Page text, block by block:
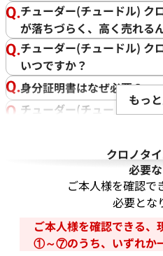
チューダー(チュードル) ク
が落ちづらく、高く売れる
チューダー(チュードル) ク
いつですか？
身分証明書はなぜ必要？
チューダー(チュードル) ク
ベルトがボロボロな時計で
かなり古い時計でも買取し
ガラス面が割れた時計でも
動いてはいるが、かなり年
付属品がなくても買取可能
もっ
クロノタ
必要
ご本人様を確認で
必要とな
ご本人様を確認できる
①～⑦のうち、いずれか